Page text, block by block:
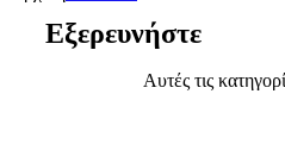
Εξερευνήστε
Αυτές τις